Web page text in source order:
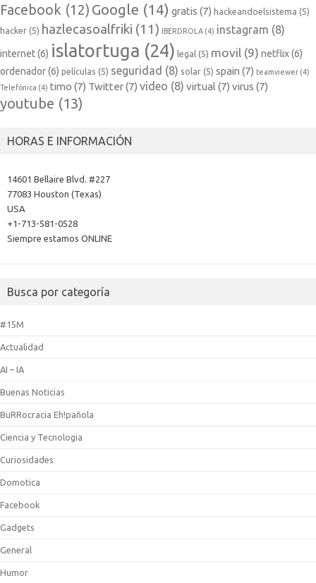
Facebook (12) Google (14) gratis (7) hackeandoelsistema (5)
hacker (5) hazlecasoalfriki (11) IBERDROLA (4) instagram (8)
internet(6) islatortuga (24) legal (5) movil (9) netflix(6)
ordenador(6) películas (5) seguridad (8) solar (5) spain (7) teamviewer (4)
Telefónica (4) timo (7) Twitter(7) video (8) virtual (7) virus (7)
youtube (13)
HORAS E INFORMACIÓN
14601 Bellaire Blvd. #227
77083 Houston (Texas)
USA
+1-713-581-0528
Siempre estamos ONLINE
Busca por categoría
#15M
Actualidad
AI – IA
Buenas Noticias
BuRRocracia Eh!pañola
Ciencia y Tecnologia
Curiosidades
Domotica
Facebook
Gadgets
General
Humor